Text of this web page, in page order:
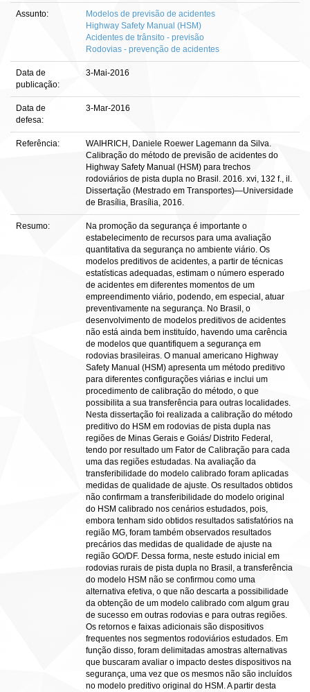
Assunto:
Modelos de previsão de acidentes
Highway Safety Manual (HSM)
Acidentes de trânsito - previsão
Rodovias - prevenção de acidentes
Data de
publicação:
3-Mai-2016
Data de
defesa:
3-Mar-2016
Referência:
WAIHRICH, Daniele Roewer Lagemann da Silva.
Calibração do método de previsão de acidentes do
Highway Safety Manual (HSM) para trechos
rodoviários de pista dupla no Brasil. 2016. xvi, 132 f., il.
Dissertação (Mestrado em Transportes)—Universidade
de Brasília, Brasília, 2016.
Resumo:
Na promoção da segurança é importante o
estabelecimento de recursos para uma avaliação
quantitativa da segurança no ambiente viário. Os
modelos preditivos de acidentes, a partir de técnicas
estatísticas adequadas, estimam o número esperado
de acidentes em diferentes momentos de um
empreendimento viário, podendo, em especial, atuar
preventivamente na segurança. No Brasil, o
desenvolvimento de modelos preditivos de acidentes
não está ainda bem instituído, havendo uma carência
de modelos que quantifiquem a segurança em
rodovias brasileiras. O manual americano Highway
Safety Manual (HSM) apresenta um método preditivo
para diferentes configurações viárias e inclui um
procedimento de calibração do método, o que
possibilita a sua transferência para outras localidades.
Nesta dissertação foi realizada a calibração do método
preditivo do HSM em rodovias de pista dupla nas
regiões de Minas Gerais e Goiás/ Distrito Federal,
tendo por resultado um Fator de Calibração para cada
uma das regiões estudadas. Na avaliação da
transferibilidade do modelo calibrado foram aplicadas
medidas de qualidade de ajuste. Os resultados obtidos
não confirmam a transferibilidade do modelo original
do HSM calibrado nos cenários estudados, pois,
embora tenham sido obtidos resultados satisfatórios na
região MG, foram também observados resultados
precários das medidas de qualidade de ajuste na
região GO/DF. Dessa forma, neste estudo inicial em
rodovias rurais de pista dupla no Brasil, a transferência
do modelo HSM não se confirmou como uma
alternativa efetiva, o que não descarta a possibilidade
da obtenção de um modelo calibrado com algum grau
de sucesso em outras rodovias e para outras regiões.
Os retornos e faixas adicionais são dispositivos
frequentes nos segmentos rodoviários estudados. Em
função disso, foram delimitadas amostras alternativas
que buscaram avaliar o impacto destes dispositivos na
segurança, uma vez que os mesmos não são incluídos
no modelo preditivo original do HSM. A partir desta